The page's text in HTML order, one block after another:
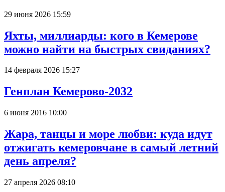
29 июня 2026 15:59
Яхты, миллиарды: кого в Кемерове
можно найти на быстрых свиданиях?
14 февраля 2026 15:27
Генплан Кемерово-2032
6 июня 2016 10:00
Жара, танцы и море любви: куда идут
отжигать кемеровчане в самый летний
день апреля?
27 апреля 2026 08:10